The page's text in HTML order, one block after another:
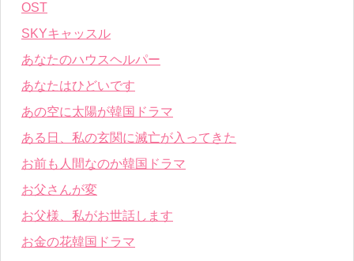
OST
SKYキャッスル
あなたのハウスヘルパー
あなたはひどいです
あの空に太陽が韓国ドラマ
ある日、私の玄関に滅亡が入ってきた
お前も人間なのか韓国ドラマ
お父さんが変
お父様、私がお世話します
お金の花韓国ドラマ